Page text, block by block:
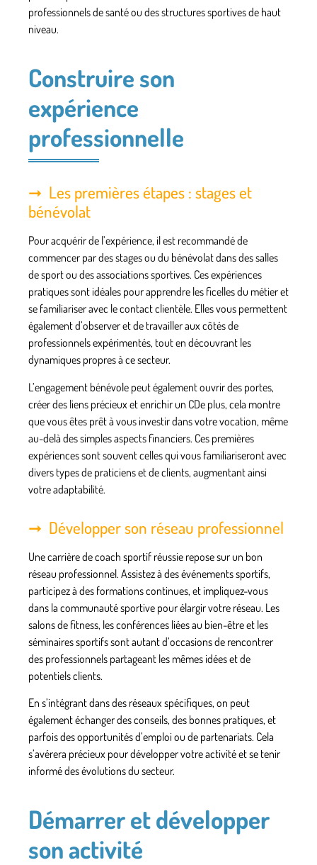
professionnels de santé ou des structures sportives de haut
niveau.
Construire son
expérience
professionnelle
Les premières étapes : stages et
bénévolat
Pour acquérir de l’expérience, il est recommandé de
commencer par des stages ou du bénévolat dans dessalles
de sportou des associations sportives. Ces expériences
pratiques sont idéales pour apprendre les ficelles du métier et
se familiariser avec le contact clientèle. Elles vous permettent
également d’observer et de travailler aux côtés de
professionnels expérimentés, tout en découvrant les
dynamiques propres à ce secteur.
L’engagement bénévole peut également ouvrir des portes,
créer des liens précieux et enrichir un CDe plus, cela montre
que vous êtes prêt à vous investir dans votre vocation, même
au-delà des simples aspects financiers. Ces premières
expériences sont souvent celles qui vous familiariseront avec
divers types de praticiens et de clients, augmentant ainsi
votre adaptabilité.
Développer son réseau professionnel
Une carrière decoach sportif réussie repose sur un bon
réseau professionnel. Assistez à des événements sportifs,
participez à des formations continues, et impliquez-vous
dans la communauté sportive pour élargir votre réseau. Les
salons de fitness, les conférences liées au bien-être et les
séminaires sportifs sont autant d’occasions de rencontrer
des professionnels partageant les mêmes idées et de
potentiels clients.
En s’intégrant dans des réseaux spécifiques, on peut
également échanger des conseils, des bonnes pratiques, et
parfois des opportunités d’emploi ou de partenariats. Cela
s’avérera précieux pour développer votre activité et se tenir
informé des évolutions du secteur.
Démarrer et développer
son activité